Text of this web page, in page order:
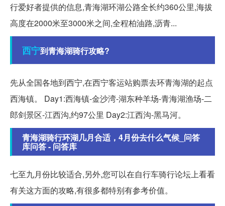
行爱好者提供的信息,青海湖环湖公路全长约360公里,海拔
高度在2000米至3000米之间,全程柏油路,沥青...
西宁到青海湖骑行攻略?
先从全国各地到西宁,在西宁客运站购票去环青海湖的起点
西海镇。 Day1:西海镇-金沙湾-湖东种羊场-青海湖渔场-二
郎剑景区-江西沟,约97公里 Day2:江西沟-黑马河。
青海湖骑行环湖几月合适，4月份去什么气候_问答
库问答 - 问答库
七至九月份比较适合,另外,您可以在自行车骑行论坛上看看
有关这方面的攻略,有很多都特别有参考价值。